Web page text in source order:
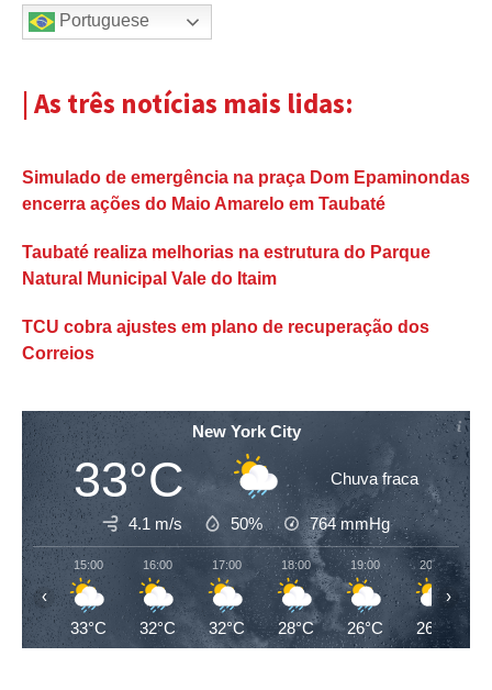
Portuguese
| As três notícias mais lidas:
Simulado de emergência na praça Dom Epaminondas
encerra ações do Maio Amarelo em Taubaté
Taubaté realiza melhorias na estrutura do Parque
Natural Municipal Vale do Itaim
TCU cobra ajustes em plano de recuperação dos
Correios
New York City
33°C Chuva fraca
4.1 m/s 50% 764mmHg
15:00
33°C
16:00
32°C
17:00
32°C
18:00
28°C
19:00
26°C
20:00
26°C
‹ ›